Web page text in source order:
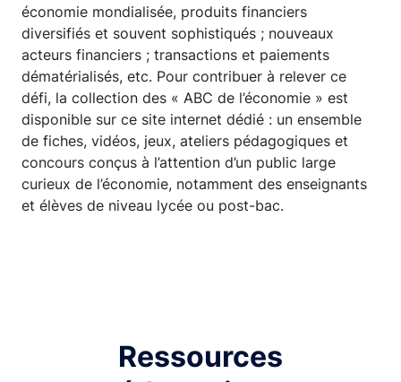
économie mondialisée, produits financiers
diversifiés et souvent sophistiqués ; nouveaux
acteurs financiers ; transactions et paiements
dématérialisés, etc. Pour contribuer à relever ce
défi, la collection des « ABC de l’économie » est
disponible sur ce site internet dédié : un ensemble
de fiches, vidéos, jeux, ateliers pédagogiques et
concours conçus à l’attention d’un public large
curieux de l’économie, notamment des enseignants
et élèves de niveau lycée ou post-bac.
Ressources